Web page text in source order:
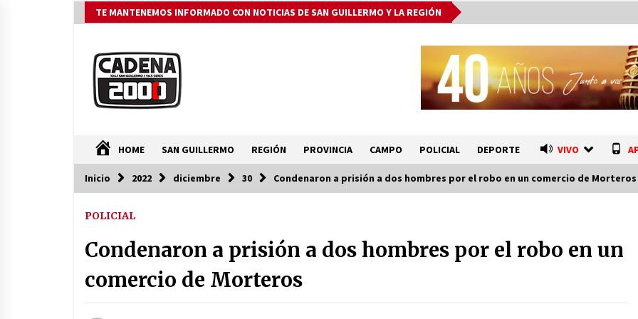
Saltar
al
TE MANTENEMOS INFORMADO CON NOTICIAS DE SAN GUILLERMO Y LA REGIÓN
HOME SAN GUILLERMO REGIÓN PROVINCIA CAMPO POLICIAL DEPORTE VIVO
ÚLTIMAS NOTICIAS
continúa apostando a la
capacitación permanente de sus
equipos de trabajo.
06/08/2026
comunales evaluaron proyectos de
obras hídricas para Las Palmeras
Inicio 2022 diciembre 30 Condenaron a prisión a dos hombres por el robo en un comercio de Morteros
POLICIAL
Condenaron a prisión a dos hombres por el robo en un
comercio de Morteros